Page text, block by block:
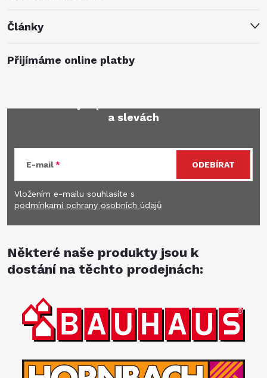
Články
Přijímáme online platby
a slevách
E-mail
Vložením e-mailu souhlasíte s
podmínkami ochrany osobních údajů
ODEBÍRAT
Některé naše produkty jsou k
dostání na těchto prodejnách: